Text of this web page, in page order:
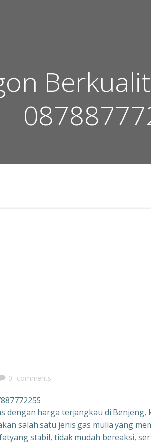
0 comments
dengan harga terjangkau di
salah satu jenis gas mulia yang
stabil, tidak mudah bereaksi,